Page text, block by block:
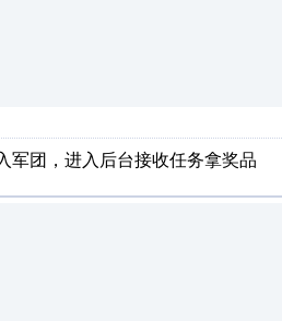
军团，进入后台接收任务拿奖品